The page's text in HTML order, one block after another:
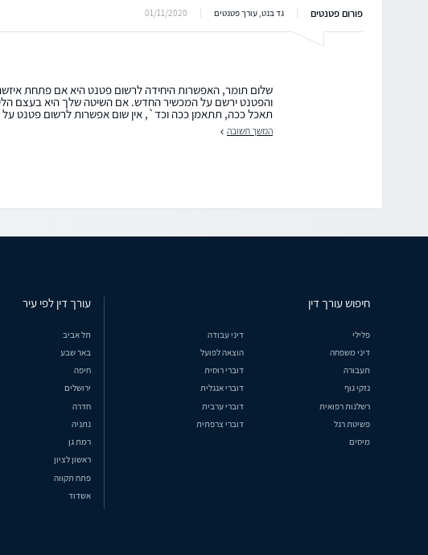
פורום פטנטים גד בנט, עורך פטנטים 01/11/2020
שלום תומר, האפשרות היחידה לרשום פטנט היא אם פתחת
והפטנט ירשם על המכשיר החדש. אם השיטה שלך היא בעצם
תאכל ככה, תתאמן ככה וכד`, אין שום אפשרות לרשום פטנט
המשך תשובה
חיפוש עורך דין
פלילי
דיני עבודה
דיני משפחה
הוצאה לפועל
תעבורה
דוברי רוסית
נזקי גוף
דוברי אנגלית
רשלנות רפואית
דוברי ערבית
פשיטת רגל
דוברי צרפתית
מיסים
עורך דין לפי עיר
תל אביב
באר שבע
חיפה
ירושלים
חדרה
נתניה
רמת גן
ראשון לציון
פתח תקווה
אשדוד